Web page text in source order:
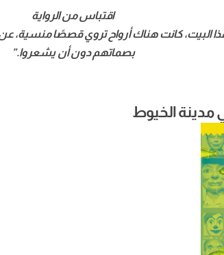
اقتباس من الرواية
البيت، كانت هناك أرواح تروي قصصًا منسية،
بصماتهم دون أن يشعروا.”
مدينة الخيوط